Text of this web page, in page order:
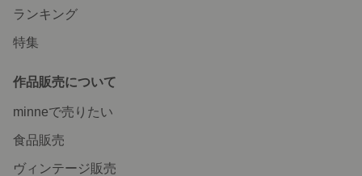
ランキング
特集
作品販売について
minneで売りたい
食品販売
ヴィンテージ販売